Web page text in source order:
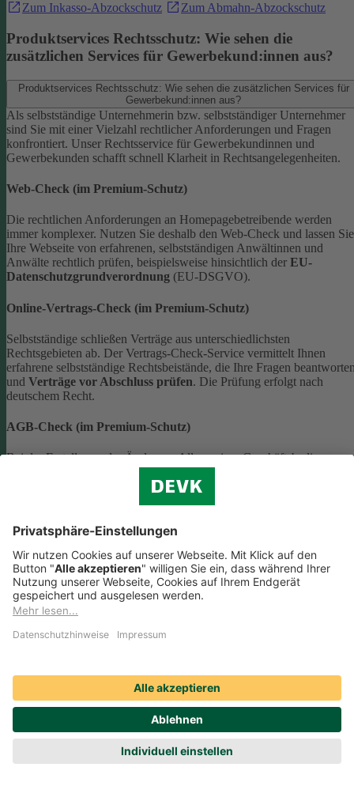
Zum Inkasso-Abzockschutz
Zum Abmahn-Abzockschutz
Produktservices Rechtsschutz: Wie sehen die
zusätzlichen Services für Gewerbekund:innen aus?
Produktservices Rechtsschutz: Wie sehen die zusätzlichen Services für
Gewerbekund:innen aus?
Als selbstständige Unternehmerin bzw. selbstständiger Unternehmer
sind Sie mit einer Vielzahl rechtlicher Anforderungen und Fragen
konfrontiert. Unser Rechtsservice für Gewerbekundinnen und
Gewerbekunden schafft schnell Klarheit in Rechtsangelegenheiten.
Web-Check (im Premium-Schutz)
Die rechtlichen Anforderungen an Homepagebetreibende werden
immer komplexer. Nutzen Sie deshalb den Web-Check und lassen Sie
Ihre Webseite von erfahrenen, selbstständigen Anwältinnen und
Anwälte rechtlich prüfen, beispielsweise hinsichtlich der EU-
Datenschutzgrundverordnung (EU-DSGVO).
Online-Vertrags-Check (im Premium-Schutz)
Selbstständige schließen Verträge aus unterschiedlichsten
Rechtsgebieten ab. Der Vertrags-Check-Service vermittelt Ihnen
erfahrene selbstständige Rechtsbeistände, die Ihre Fragen
und Verträge vor Abschluss prüfen. Die Prüfung erfolgt nach
deutschem Recht.
AGB-Check (im Premium-Schutz)
Bei der Erstellung oder Änderung Allgemeiner
(AGB) ist eine Vielzahl rechtlicher Vorschriften zu beachten. Wir
helfen Ihnen dabei und vermitteln Ihnen versierte selbstständige
Online-Portal der DAHAG Rechtsservices AG angeboten.
Beratungs-Rechtsschutz bei Unternehmensnachfolge
Wenn Sie Ihre Firma an eine Nachfolgerin oder einen Nachfolger
kompetente, selbstständige Rechtsanwältinnen und Rechtsanwälte,
Rechtsschutz an:0221 757-1996.
Produktservices Krankenversicherung: Welche
Vorteile bietet mir die Krankenversicherungs-App der
DEVK?